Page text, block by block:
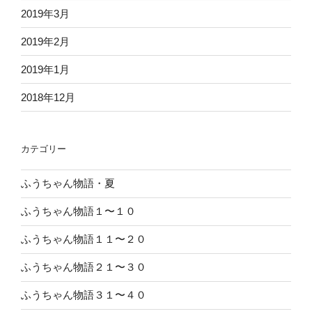
2019年3月
2019年2月
2019年1月
2018年12月
カテゴリー
ふうちゃん物語・夏
ふうちゃん物語１〜１０
ふうちゃん物語１１〜２０
ふうちゃん物語２１〜３０
ふうちゃん物語３１〜４０